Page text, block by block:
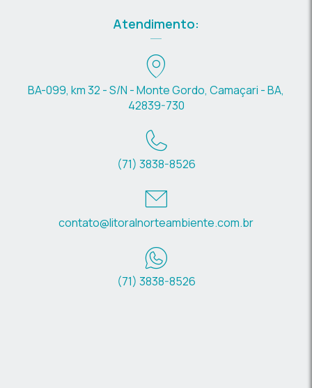
Atendimento:
BA-099, km 32 - S/N - Monte Gordo, Camaçari - BA,
42839-730
(71) 3838-8526
contato@litoralnorteambiente.com.br
(71) 3838-8526